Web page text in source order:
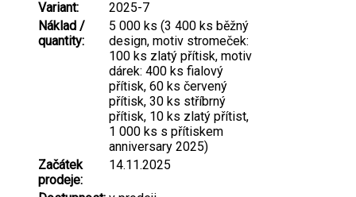
Variant:
2025-7
Náklad /
quantity:
5 000 ks (3 400 ks běžný
design, motiv stromeček:
100 ks zlatý přítisk, motiv
dárek: 400 ks fialový
přítisk, 60 ks červený
přítisk, 30 ks stříbrný
přítisk, 10 ks zlatý přítist,
1 000 ks s přítiskem
anniversary 2025)
Začátek
prodeje:
14.11.2025